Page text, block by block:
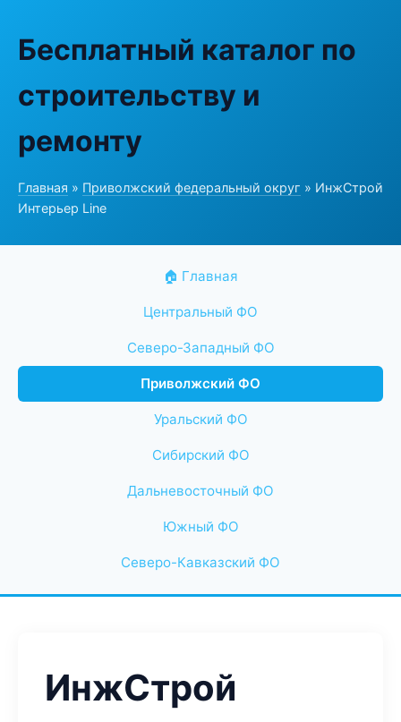
Бесплатный каталог по
строительству и
ремонту
Главная » Приволжский федеральный округ » ИнжСтрой
Интерьер Line
🏠 Главная
Центральный ФО
Северо-Западный ФО
Приволжский ФО
Уральский ФО
Сибирский ФО
Дальневосточный ФО
Южный ФО
Северо-Кавказский ФО
ИнжСтрой